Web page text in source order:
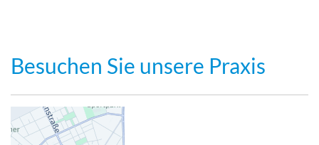
Besuchen Sie unsere Praxis